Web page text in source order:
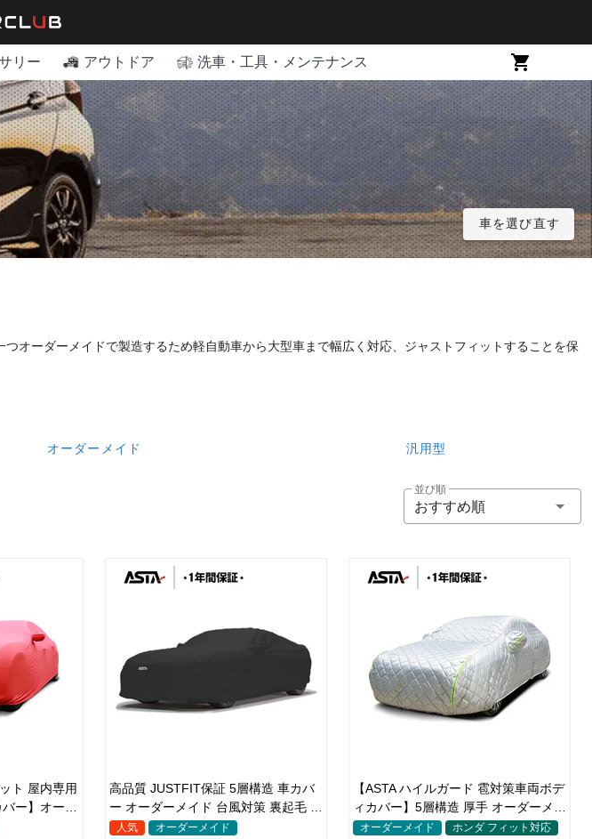
リー アウトドア 洗車・工具・メンテナンス
車を選び直す
オーダーメイドで製造するため軽自動車から大型車まで幅広く対応、ジャストフィットすることを保
オーダーメイド 汎用型
並び順
おすすめ順
ト 屋内専用
ー】オーダ
高品質 JUSTFIT保証 5層構造 車カバ
ー オーダーメイド 台風対策 裏起毛 防
水 耐久性 傷保護
人気
オーダーメイド
【ASTA ハイルガード 雹対策車両ボデ
ィカバー】5層構造 厚手 オーダーメイ
ド 凍結防止 防雪防風 極厚 防風ロープ
オーダーメイド ホンダ フィット対応